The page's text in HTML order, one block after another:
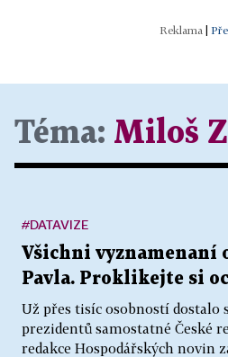
|
Téma: Miloš
Všichni vyznamenaní
Pavla. Proklikejte si
Už přes tisíc osobností dostalo
prezidentů samostatné České
redakce Hospodářských novin
#DATAVIZE